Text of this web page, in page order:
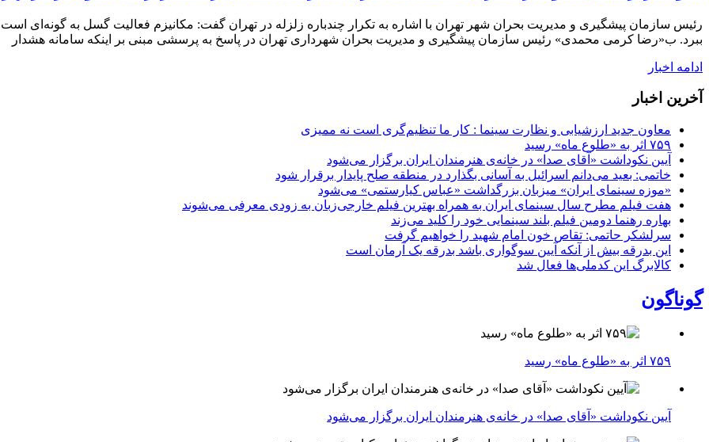
رئیس سازمان پیشگیری و مدیریت بحران شهر تهران با اشاره به تکرار چندباره زلزله در تهران گفت: مکانیزم فعالیت گسل به گونه‌ای است
ببرد. ب«رضا کرمی محمدی» رئیس سازمان پیشگیری و مدیریت بحران شهرداری تهران در پاسخ به پرسشی مبنی بر اینکه سامانه هشدار
ادامه اخبار
آخرین اخبار
معاون جدید ارزشیابی و نظارت سینما : کار ما تنظیم‌گری است نه ممیزی
۷۵۹ اثر به «طلوع ماه» رسید
آیین نکوداشت «آقای صدا» در خانه‌ی هنرمندان ایران برگزار می‌شود
خاتمی: بعید می‌دانم اسرائیل به آسانی بگذارد در منطقه صلح پایدار برقرار شود
«موزه سینمای ایران» میزبان بزرگداشت «عباس کیارستمی» می‌شود
هفت فیلم مطرح سال سینمای ایران به همراه بهترین فیلم خارجی‌زبان به زودی معرفی می‌شوند
بهاره رهنما دومین فیلم بلند سینمایی خود را کلید می‌زند
سرلشکر حاتمی: تقاص خون امام شهید را خواهیم گرفت
این بدرقه بیش از آنکه آیین سوگواری باشد بدرقه یک آرمان است
کالابرگ این کدملی‌ها فعال شد
گوناگون
۷۵۹ اثر به «طلوع ماه» رسید
آیین نکوداشت «آقای صدا» در خانه‌ی هنرمندان ایران برگزار می‌شود